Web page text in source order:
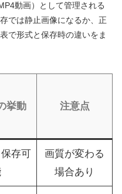
動画）として管理される
では静止画像になるか、正
で形式と保存時の違いをま
挙動 注意点
存可
画質が変わる
場合あり